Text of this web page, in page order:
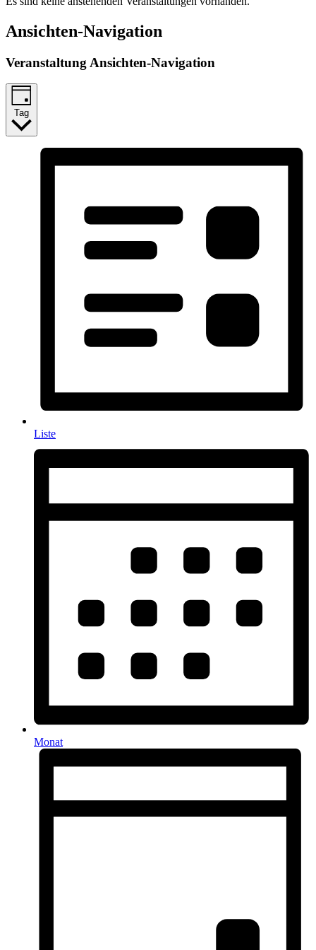
Ansichten-Navigation
Veranstaltung Ansichten-Navigation
Tag
Liste
Monat